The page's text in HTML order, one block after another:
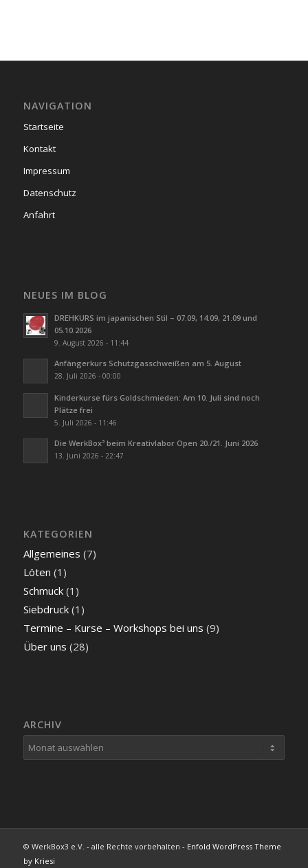
NAVIGATION
Startseite
Kontakt
Impressum
Datenschutz
Anfahrt
NEUES IM BLOG
DREHKURS im japanischen Stil – 07.09, 14.09, 21.09 und
05.10.2026
9. August 2026 - 11:44
Anfängerkurs Schutzgasschweißen am 5. August
28. Juli 2026 - 00:00
Kinderkurse fürs Goldschmieden: Am 10. Juli sind noch
Plätze frei
5. Juli 2026 - 11:46
Die WerkBox³ beim Kreativlabor Open 20./21. Juni 2026
13. Juni 2026 - 22:47
KATEGORIEN
Allgemeines (7)
Löten (1)
Schmuck(1)
Siebdruck(1)
Termine – Kurse – Workshops bei uns (9)
Über uns (28)
ARCHIV
© WerkBox3 e.V. - alle Rechte vorbehalten - Enfold WordPress Theme
by Kriesi